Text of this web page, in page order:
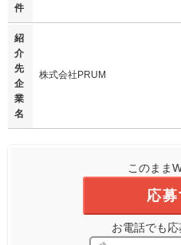
件
紹
介
先
企
業
名
株式会社PRUM
このまま
応募
お電話でも応